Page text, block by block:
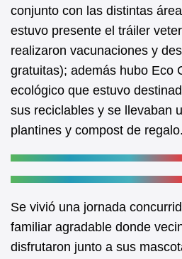
conjunto con las distintas
estuvo presente el tráiler
realizaron vacunaciones y
gratuitas); además hubo Eco
ecológico que estuvo
sus reciclables y se llevaban
plantines y compost de regalo.
Se vivió una jornada
familiar agradable donde
disfrutaron junto a sus